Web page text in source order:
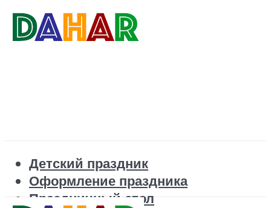
Детский праздник
Оформление праздника
Праздничный стол